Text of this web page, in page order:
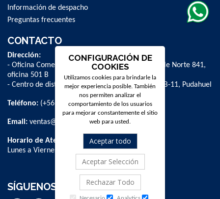
Información de despacho
Preguntas frecuentes
CONTACTO
Dirección:
- Oficina Comercial y administrativa: Avenida Valle Norte 841,
oficina 501 B
- Centro de distribución: La Farfana 500, bodega B-11, Pudahuel
Teléfono: (+56 2) 2 584 8900
Email: ventas@dpschile.cl
Horario de Atención:
Lunes a Viernes / 09:00 a 16:00 hrs
SÍGUENOS
CONFIGURACIÓN DE
COOKIES
Utilizamos cookies para brindarle la
mejor experiencia posible. También
nos permiten analizar el
comportamiento de los usuarios
para mejorar constantemente el sitio
web para usted.
Aceptar todo
Aceptar Selección
Rechazar Todo